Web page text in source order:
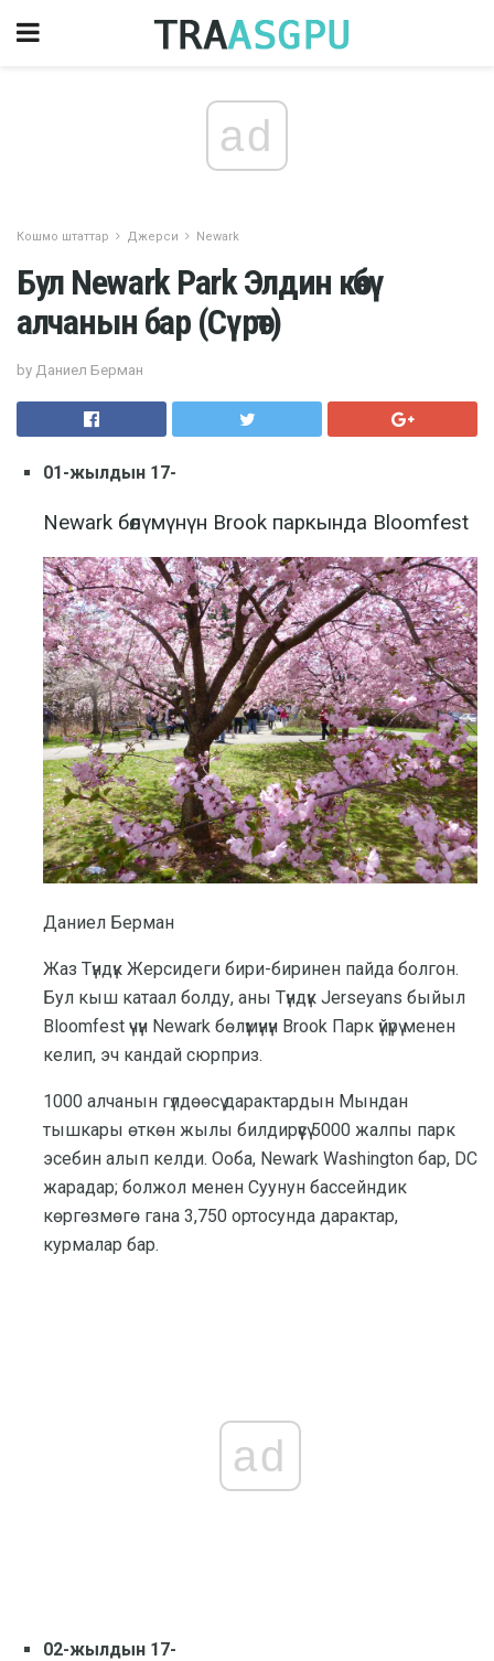
ad
Кошмо штаттар Джерси Newark
Бул Newark Park Элдин көбү
алчанын бар (Сүрөт)
by Даниел Берман
01-жылдын 17-
Newark бөлүмүнүн Brook паркында Bloomfest
Даниел Берман
Жаз Түндүк Жерсидеги бири-биринен пайда болгон.
Бул кыш катаал болду, аны Түндүк Jerseyans быйыл
Bloomfest үчүн Newark бөлүмүнүн Brook Парк үйүрү менен
келип, эч кандай сюрприз.
1000 алчанын гүлдөөсү дарактардын Мындан
тышкары өткөн жылы билдирүүсү 5000 жалпы парк
эсебин алып келди. Ооба, Newark Washington бар, DC
жарадар; болжол менен Суунун бассейндик
көргөзмөгө гана 3,750 ортосунда дарактар,
курмалар бар.
ad
02-жылдын 17-